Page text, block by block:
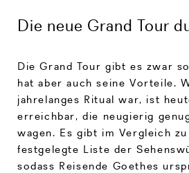
Die neue Grand Tour
Die Grand Tour gibt es zwar
hat aber auch seine Vorteile.
jahrelanges Ritual war, ist
erreichbar, die neugierig
wagen. Es gibt im Vergleich
festgelegte Liste der
sodass Reisende Goethes